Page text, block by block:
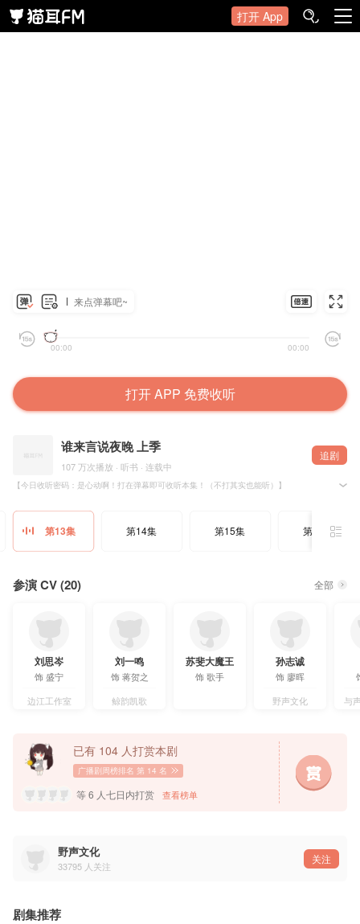
打开 App
来点弹幕吧~
00:00 00:00
打开 APP 免费收听
谁来言说夜晚 上季
107 万次播放 · 听书 · 连载中
追剧
【今日收听密码：是心动啊！打在弹幕即可收听本集！（不打其实也能听）】
制作人：金矿矿
原创配乐：曾猴几@曾猴几
🎙️配音组
录音棚：北京齐鲁兄弟文化传播有限公司、野声文化
录音师：田甜@Kktkite、康康@团子有四只猫
蒋贺之：刘一鸣@刘一鸣
旁 白：李治宽@李大宽儿
叶远：清觞@cv清觞
何絮飞：柳承涛@柳承涛_
陆金融：乔木心@瞧瞧瞧瞧瞧木心
画像师：元一
——猫耳FM独家播出，付费内容禁止二改、二传及商用——
第13集 第14集 第15集 第16集
参演 CV (20) 全部
刘思岑
饰盛宁
边江工作室
刘一鸣
饰蒋贺之
鲸韵凯歌
苏斐大魔王
饰歌手
孙志诚
饰 廖晖
野声文化
与声
已有 104 人打赏本剧
广播剧周榜排名 第 14 名
等 6 人七日内打赏 查看榜单
野声文化
33795 人关注
关注
剧集推荐